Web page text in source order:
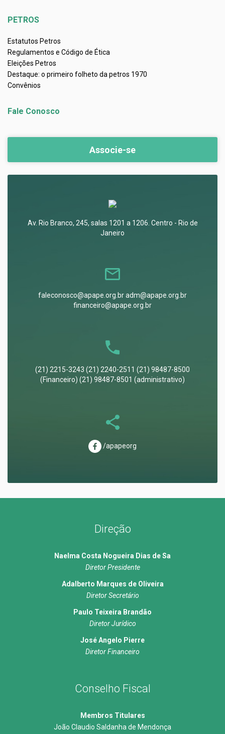
PETROS
Estatutos Petros
Regulamentos e Código de Ética
Eleições Petros
Destaque: o primeiro folheto da petros 1970
Convênios
Fale Conosco
Associe-se
Av. Rio Branco, 245, salas 1201 a 1206. Centro - Rio de
Janeiro
faleconosco@apape.org.br adm@apape.org.br
financeiro@apape.org.br
(21) 2215-3243 (21) 2240-2511 (21) 98487-8500
(Financeiro) (21) 98487-8501 (administrativo)
/apapeorg
Direção
Naelma Costa Nogueira Dias de Sa
Diretor Presidente
Adalberto Marques de Oliveira
Diretor Secretário
Paulo Teixeira Brandão
Diretor Jurídico
José Angelo Pierre
Diretor Financeiro
Conselho Fiscal
Membros Titulares
João Claudio Saldanha de Mendonça